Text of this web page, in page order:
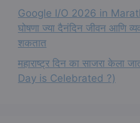
Google I/O 2026 in
घोषणा ज्या दैनंदिन जीवन आणि
शकतात
महाराष्ट्र दिन का साजरा केला
Day is Celebrated ?)